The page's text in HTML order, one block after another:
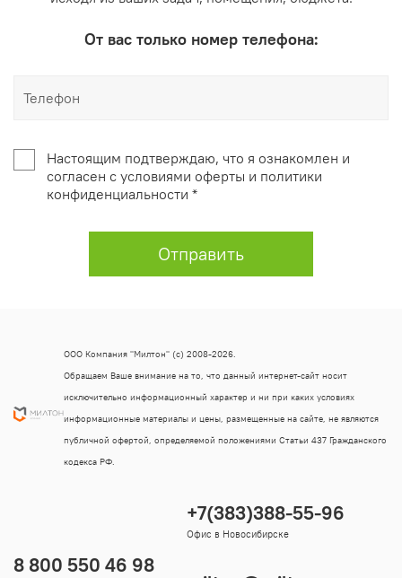
От вас только номер телефона:
Настоящим подтверждаю, что я ознакомлен и
согласен с условиями оферты и политики
конфиденциальности *
Отправить
8 800 550 46 98
+7(383)388-55-96
Офис в Новосибирске
ООО Компания "Милтон" (с) 2008-2026.
Обращаем Ваше внимание на то, что данный интернет-сайт носит
исключительно информационный характер и ни при каких условиях
информационные материалы и цены, размещенные на сайте, не являются
публичной офертой, определяемой положениями Статьи 437 Гражданского
кодекса РФ.